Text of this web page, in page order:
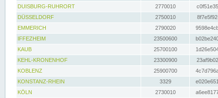
DUISBURG-RUHRORT
2770010
DÜSSELDORF
2750010
EMMERICH
2790020
IFFEZHEIM
23500600
KAUB
25700100
KEHL-KRONENHOF
23300900
KOBLENZ
25900700
KONSTANZ-RHEIN
3329
KÖLN
2730010